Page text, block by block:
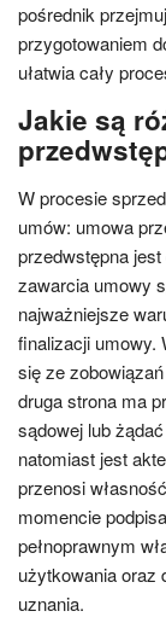
pośrednik
przygotowaniem
ułatwia cały
Jakie są
W procesie
umów: umowa
przedwstępna
zawarcia umowy
najważniejsze
finalizacji umowy.
się ze
druga strona ma
sądowej lub
natomiast jest
przenosi
momencie
pełnoprawnym
użytkowania oraz
uznania.